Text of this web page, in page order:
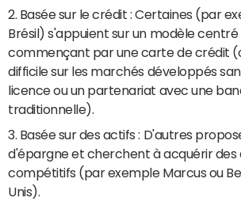
2. Basée sur le crédit : Certaines (par
Brésil) s'appuient sur un modèle centré
commençant par une carte de crédit
difficile sur les marchés développés
licence ou un partenariat avec une
traditionnelle).
3. Basée sur des actifs : D'autres
d'épargne et cherchent à acquérir des
compétitifs (par exemple Marcus ou
Unis).